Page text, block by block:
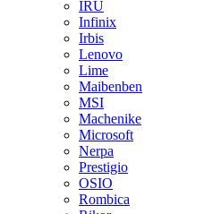
IRU
Infinix
Irbis
Lenovo
Lime
Maibenben
MSI
Machenike
Microsoft
Nerpa
Prestigio
OSIO
Rombica